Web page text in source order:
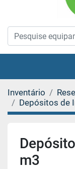
Inventário
Depósitos de
m3